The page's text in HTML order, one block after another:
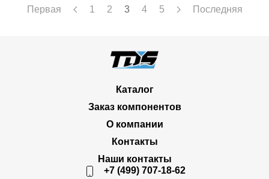
Первая 1 2 3 4 5 Последняя
Каталог
Заказ компонентов
О компании
Контакты
Наши контакты
+7 (499) 707-18-62